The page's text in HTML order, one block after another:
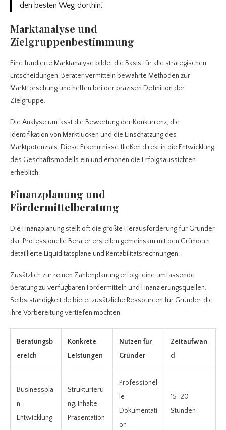
den besten Weg dorthin.“
Marktanalyse und
Zielgruppenbestimmung
Eine fundierte Marktanalyse bildet die Basis für alle strategischen
Entscheidungen. Berater vermitteln bewährte Methoden zur
Marktforschung und helfen bei der präzisen Definition der
Zielgruppe.
Die Analyse umfasst die Bewertung der Konkurrenz, die
Identifikation von Marktlücken und die Einschätzung des
Marktpotenzials. Diese Erkenntnisse fließen direkt in die Entwicklung
des Geschäftsmodells ein und erhöhen die Erfolgsaussichten
erheblich.
Finanzplanung und
Fördermittelberatung
Die Finanzplanung stellt oft die größte Herausforderung für Gründer
dar. Professionelle Berater erstellen gemeinsam mit den Gründern
detaillierte Liquiditätspläne und Rentabilitätsrechnungen.
Zusätzlich zur reinen Zahlenplanung erfolgt eine umfassende
Beratung zu verfügbaren Fördermitteln und Finanzierungsquellen.
Selbstständigkeit.de bietet zusätzliche Ressourcen für Gründer, die
ihre Vorbereitung vertiefen möchten.
Beratungsb
ereich
Konkrete
Leistungen
Nutzen für
Gründer
Zeitaufwan
d
Businesspla
n-
Entwicklung
Strukturieru
ng, Inhalte,
Präsentation
Professionel
le
Dokumentati
on
15-20
Stunden